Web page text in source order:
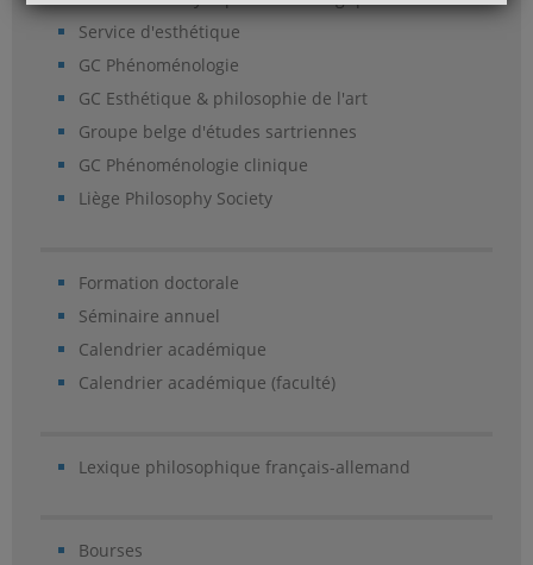
Service d'esthétique
GC Phénoménologie
GC Esthétique & philosophie de l'art
Groupe belge d'études sartriennes
GC Phénoménologie clinique
Liège Philosophy Society
Formation doctorale
Séminaire annuel
Calendrier académique
Calendrier académique (faculté)
Lexique philosophique français-allemand
Bourses